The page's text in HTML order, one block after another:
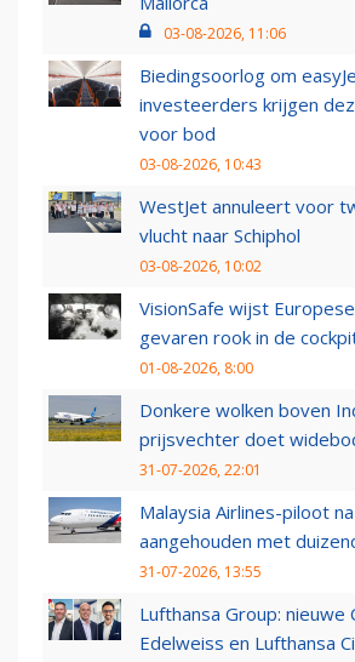
03-08-2026, 11:06
Biedingsoorlog om
investeerders krijgen
voor bod
03-08-2026, 10:43
WestJet annuleert voor
vlucht naar Schiphol
03-08-2026, 10:02
VisionSafe wijst
gevaren rook in de
01-08-2026, 8:00
Donkere wolken boven
prijsvechter doet
31-07-2026, 22:01
Malaysia Airlines-piloot
aangehouden met
31-07-2026, 13:55
Lufthansa Group: nieuwe
Edelweiss en Lufthansa